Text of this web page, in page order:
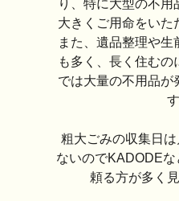
り、特に大型の不
大きくご用命をいた
また、遺品整理や
も多く、長く住む
では大量の不用品が
す
粗大ごみの収集日
ないのでKADODE
頼る方が多く